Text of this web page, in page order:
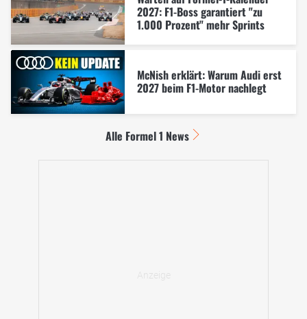
2027: F1-Boss garantiert "zu
1.000 Prozent" mehr Sprints
McNish erklärt: Warum Audi erst
2027 beim F1-Motor nachlegt
Alle Formel 1 News